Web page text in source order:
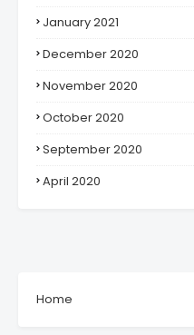
January 2021
December 2020
November 2020
October 2020
September 2020
April 2020
Home